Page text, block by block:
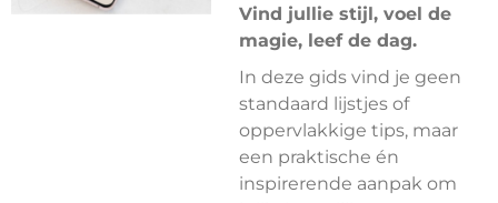
Vind jullie stijl, voel de
magie, leef de dag.
In deze gids vind je geen
standaard lijstjes of
oppervlakkige tips, maar
een praktische én
inspirerende aanpak om